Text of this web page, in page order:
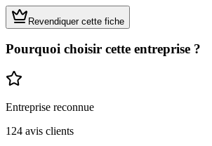
Revendiquer cette fiche
Pourquoi choisir cette entreprise ?
Entreprise reconnue
124 avis clients